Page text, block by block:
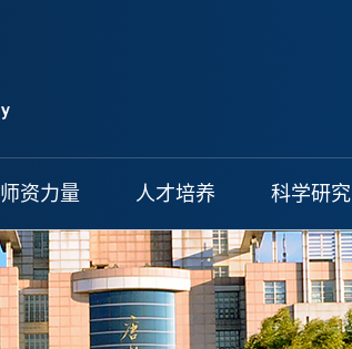
师资力量 人才培养 科学研究